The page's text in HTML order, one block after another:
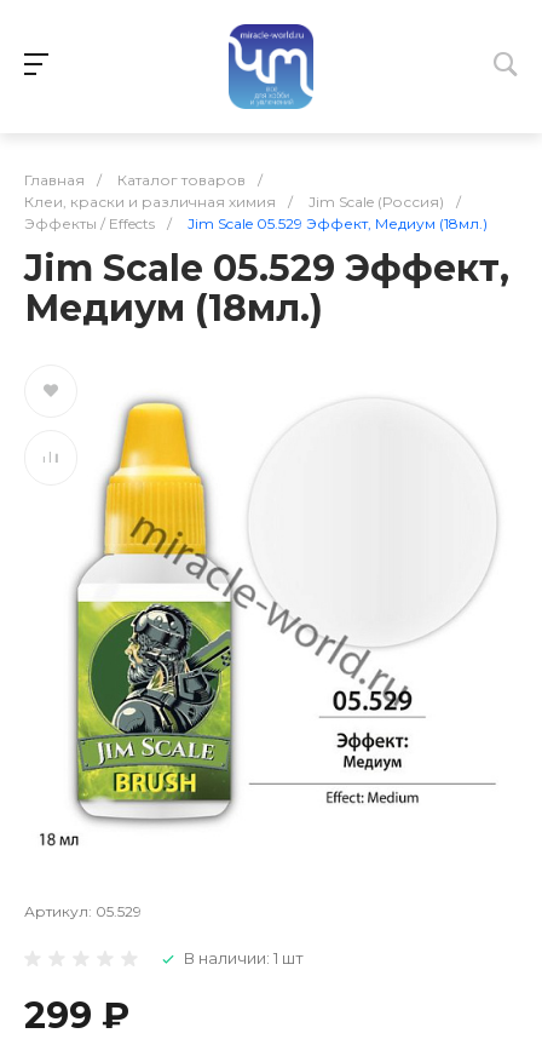
Главная / Каталог товаров
/
Клеи, краски и различная химия
/ Jim Scale (Россия)
/
Эффекты / Effects
/ Jim Scale 05.529 Эффект, Медиум (18мл.)
Jim Scale 05.529 Эффект,
Медиум (18мл.)
Артикул: 05.529
В наличии: 1 шт
299 ₽